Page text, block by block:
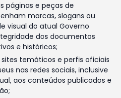
páginas e peças de
marcas, slogans ou
visual do atual Governo
dos documentos
e históricos;
temáticos e perfis oficiais
nas redes sociais, inclusive
aos conteúdos publicados e